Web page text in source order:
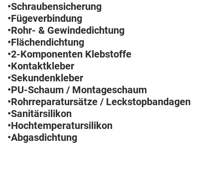
•Schraubensicherung
•Fügeverbindung
•Rohr- & Gewindedichtung
•Flächendichtung
•2-Komponenten Klebstoffe
•Kontaktkleber
•Sekundenkleber
•PU-Schaum / Montageschaum
•Rohrreparatursätze / Leckstopbandagen
•Sanitärsilikon
•Hochtemperatursilikon
•Abgasdichtung